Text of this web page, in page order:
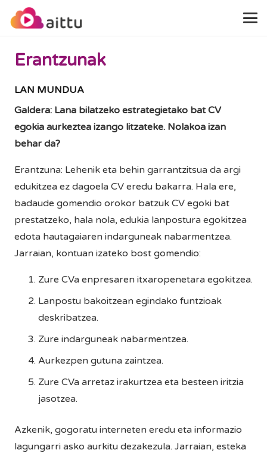
Erantzunak
LAN MUNDUA
Galdera: Lana bilatzeko estrategietako bat CV
egokia aurkeztea izango litzateke. Nolakoa izan
behar da?
Erantzuna: Lehenik eta behin garrantzitsua da argi
edukitzea ez dagoela CV eredu bakarra. Hala ere,
badaude gomendio orokor batzuk CV egoki bat
prestatzeko, hala nola, edukia lanpostura egokitzea
edota hautagaiaren indarguneak nabarmentzea.
Jarraian, kontuan izateko bost gomendio:
Zure CVa enpresaren itxaropenetara egokitzea.
Lanpostu bakoitzean egindako funtzioak
deskribatzea.
Zure indarguneak nabarmentzea.
Aurkezpen gutuna zaintzea.
Zure CVa arretaz irakurtzea eta besteen iritzia
jasotzea.
Azkenik, gogoratu interneten eredu eta informazio
lagungarri asko aurkitu dezakezula. Jarraian, esteka